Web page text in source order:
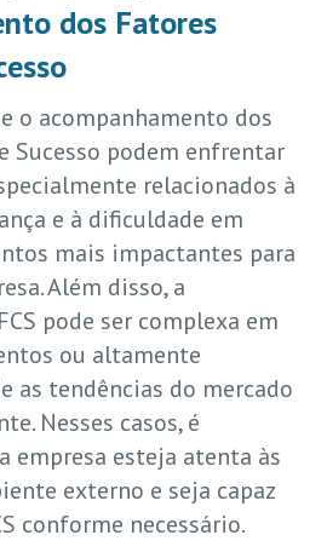
dos Fatores
o acompanhamento dos
Sucesso podem enfrentar
relacionados à
e à dificuldade em
mais impactantes para
Além disso, a
pode ser complexa em
ou altamente
as tendências do mercado
Nesses casos, é
empresa esteja atenta às
externo e seja capaz
conforme necessário.